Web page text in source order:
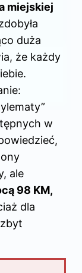
miejskiej
duża
że każdy
w
ale
98 KM,
dla